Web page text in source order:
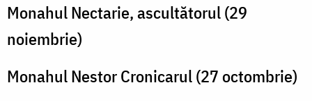
Monahul Nectarie, ascultătorul (29
noiembrie)
Monahul Nestor Cronicarul (27 octombrie)